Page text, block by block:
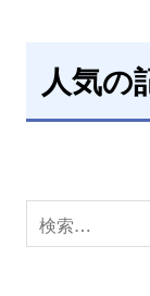
人気の
検
索